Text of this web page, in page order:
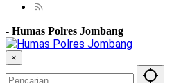
- Humas Polres Jombang
×